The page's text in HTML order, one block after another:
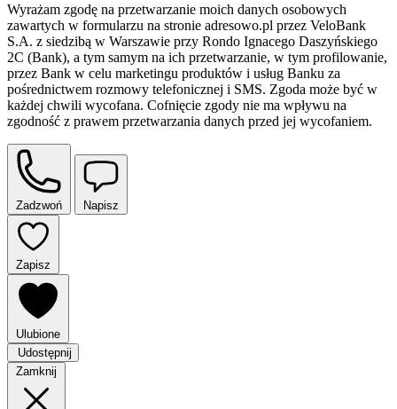
Wyrażam zgodę na przetwarzanie moich danych osobowych
zawartych w formularzu na stronie adresowo.pl przez VeloBank
S.A. z siedzibą w Warszawie przy Rondo Ignacego Daszyńskiego
2C (Bank), a tym samym na ich przetwarzanie, w tym profilowanie,
przez Bank w celu marketingu produktów i usług Banku za
pośrednictwem rozmowy telefonicznej i SMS. Zgoda może być w
każdej chwili wycofana. Cofnięcie zgody nie ma wpływu na
zgodność z prawem przetwarzania danych przed jej wycofaniem.
Zadzwoń Napisz
Zapisz
Ulubione
Udostępnij
Zamknij